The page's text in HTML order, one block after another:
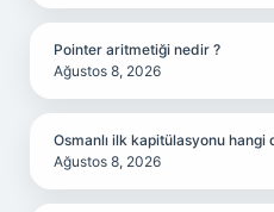
Pointer aritmetiği nedir ?
Ağustos 8, 2026
Osmanlı ilk kapitülasyonu hangi
Ağustos 8, 2026